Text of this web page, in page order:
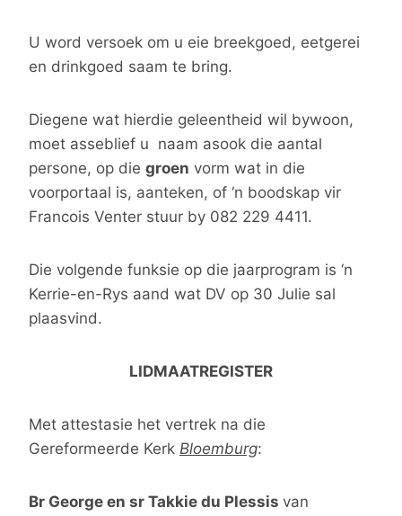
U word versoek om u eie breekgoed, eetgerei
en drinkgoed saam te bring.
Diegene wat hierdie geleentheid wil bywoon,
moet asseblief u naam asook die aantal
persone, op die groen vorm wat in die
voorportaal is, aanteken, of ‘n boodskap vir
Francois Venter stuur by 082 229 4411.
Die volgende funksie op die jaarprogram is ‘n
Kerrie-en-Rys aand wat DV op 30 Julie sal
plaasvind.
LIDMAATREGISTER
Met attestasie het vertrek na die
Gereformeerde Kerk Bloemburg:
Br George en sr Takkie du Plessis van